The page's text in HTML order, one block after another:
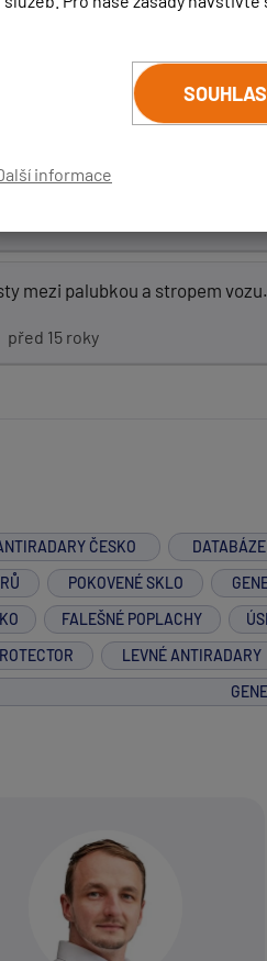
informace
v držáku na navigaci
V úrovni palubní desky
mezi palubkou a stropem vozu.
před 15 roky
ČESKO
POKOVENÉ SKLO
FALEŠNÉ POPLACHY
LEVNÉ ANTIRADARY